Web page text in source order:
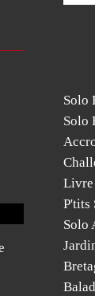
Solo
Solo
Livre
P'tits
Solo